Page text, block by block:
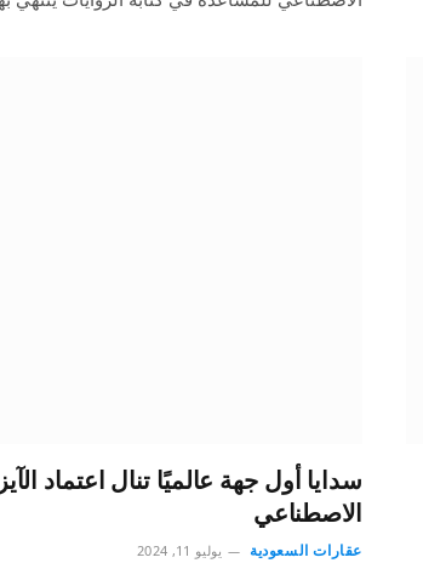
الاصطناعي
عقارات السعودية يوليو 11, 2024